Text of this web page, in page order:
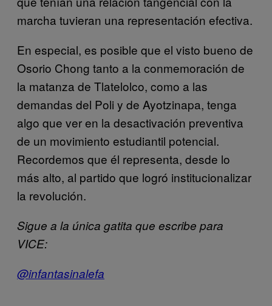
marcha tuvieran una representación efectiva.
En especial, es posible que el visto bueno de
Osorio Chong tanto a la conmemoración de
la matanza de Tlatelolco, como a las
demandas del Poli y de Ayotzinapa, tenga
algo que ver en la desactivación preventiva
de un movimiento estudiantil potencial.
Recordemos que él representa, desde lo
más alto, al partido que logró institucionalizar
la revolución.
Sigue a la única gatita que escribe para
VICE:
@infantasinalefa